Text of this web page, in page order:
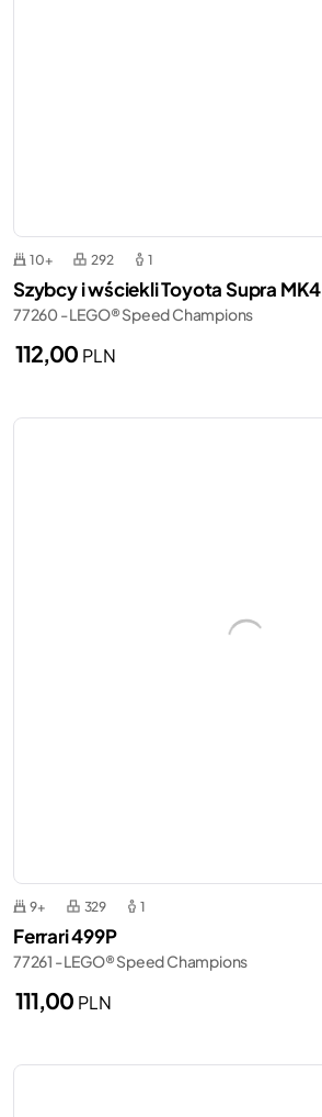
10+ 292 1
Szybcy i wściekli Toyota Supra MK4
77260 - LEGO® Speed Champions
112,00 PLN
9+ 329 1
Ferrari 499P
77261 - LEGO® Speed Champions
111,00 PLN